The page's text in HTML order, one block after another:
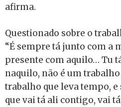
afirma.
Questionado sobre o
“É sempre tá junto com a
presente com aquilo… Tu
naquilo, não é um
trabalho que leva tempo,
que vai tá ali contigo, vai